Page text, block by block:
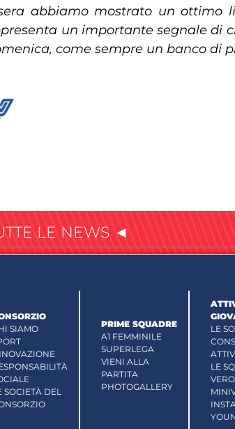
sera abbiamo mostrato un
un importante segnale di
come sempre un banco di
LE NEWS ◄
SIAMO
SOCIETÀ DEL
PRIME SQUADRE
A1 FEMMINILE
SUPERLEGA
VIENI ALLA
PARTITA
PHOTOGALLERY
LE
LE